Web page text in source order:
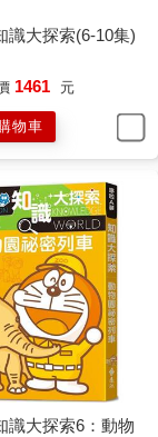
識大探索(6-10集)
1461 元
物車
識大探索6：動物